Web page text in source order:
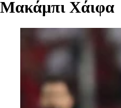
Μακάμπι Χάιφα